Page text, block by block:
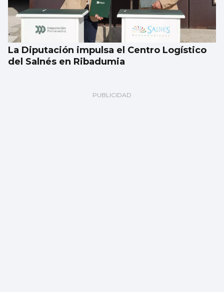
La Diputación impulsa el Centro Logístico
del Salnés en Ribadumia